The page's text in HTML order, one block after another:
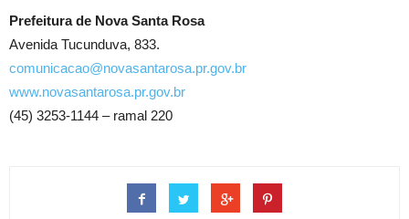
Prefeitura de Nova Santa Rosa
Avenida Tucunduva, 833.
comunicacao@novasantarosa.pr.gov.br
www.novasantarosa.pr.gov.br
(45) 3253-1144 – ramal 220